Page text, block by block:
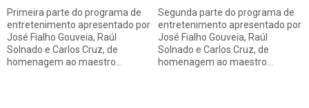
Primeira parte do programa de
entretenimento apresentado por
José Fialho Gouveia, Raúl
Solnado e Carlos Cruz, de
homenagem ao maestro…
Segunda parte do programa de
entretenimento apresentado por
José Fialho Gouveia, Raúl
Solnado e Carlos Cruz, de
homenagem ao maestro…